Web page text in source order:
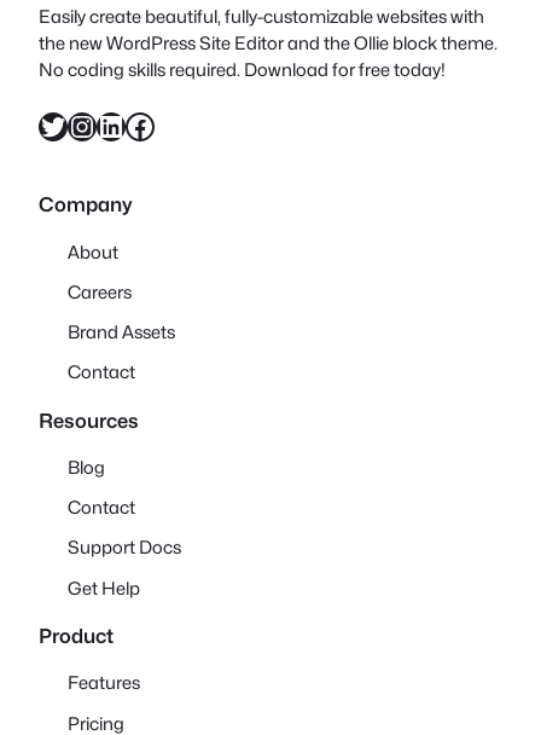
Easily create beautiful, fully-customizable websites with
the new WordPress Site Editor and the Ollie block theme.
No coding skills required. Download for free today!
Twitter InstagramLinkedIn Facebook
Company
About
Careers
Brand Assets
Contact
Resources
Blog
Contact
Support Docs
Get Help
Product
Features
Pricing